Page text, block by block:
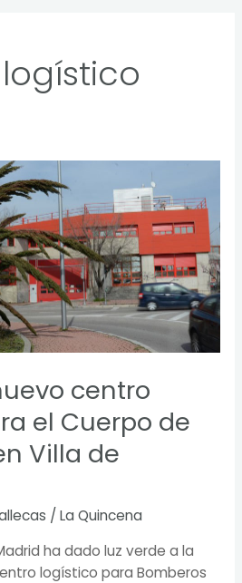
centro
el Cuerpo de
Villa de
/ La Quincena
ha dado luz verde a la
logístico para Bomberos